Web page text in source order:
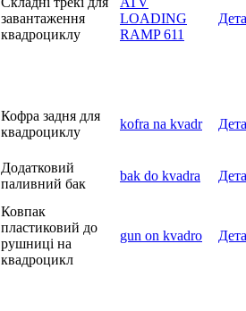
завантаження
квадроциклу
LOADING
RAMP 611
Кофра задня для
квадроциклу
kofra na kvadr
Додатковий
паливний бак
bak do kvadra
Ковпак
пластиковий до
рушниці на
квадроцикл
gun on kvadro